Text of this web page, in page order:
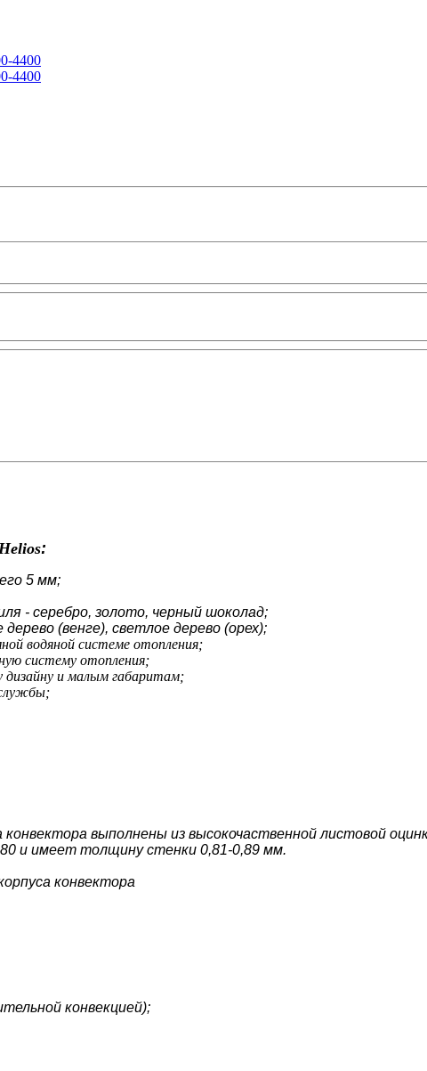
:
5 мм;
- серебро, золото, черный шоколад;
(венге), светлое дерево (орех);
водяной системе отопления;
систему отопления;
дизайну и малым габаритам;
выполнены из высокочаственной листовой
и имеет толщину стенки 0,81-0,89 мм.
конвектора
конвекцией);